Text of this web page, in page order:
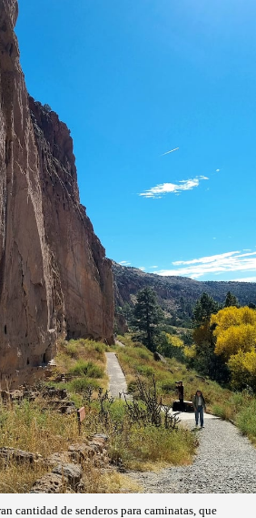
cantidad de senderos para caminatas, que